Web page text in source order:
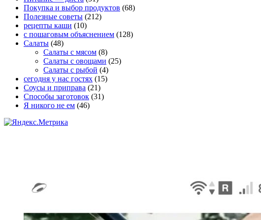
Покупка и выбор продуктов (68)
Полезные советы (212)
рецепты каши (10)
с пошаговым объяснением (128)
Салаты (48)
Салаты с мясом (8)
Салаты с овощами (25)
Салаты с рыбой (4)
сегодня у нас гостях (15)
Соусы и приправа (21)
Способы заготовок (31)
Я никого не ем (46)